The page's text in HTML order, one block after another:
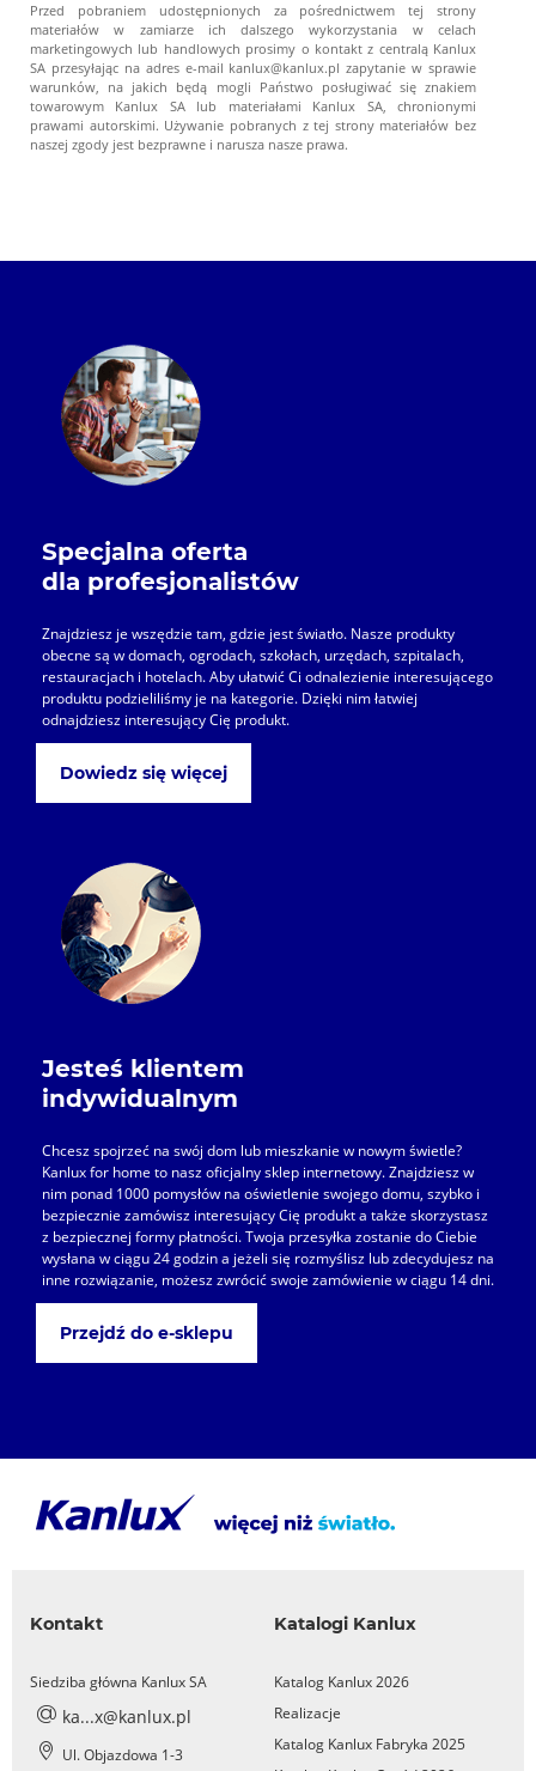
Przed pobraniem udostępnionych za pośrednictwem tej strony
materiałów w zamiarze ich dalszego wykorzystania w celach
marketingowych lub handlowych prosimy o kontakt z centralą Kanlux
SA przesyłając na adres e-mail kanlux@kanlux.pl zapytanie w sprawie
warunków, na jakich będą mogli Państwo posługiwać się znakiem
towarowym Kanlux SA lub materiałami Kanlux SA, chronionymi
prawami autorskimi. Używanie pobranych z tej strony materiałów bez
naszej zgody jest bezprawne i narusza nasze prawa.
Specjalna oferta
dla profesjonalistów
Znajdziesz je wszędzie tam, gdzie jest światło. Nasze produkty
obecne są w domach, ogrodach, szkołach, urzędach, szpitalach,
restauracjach i hotelach. Aby ułatwić Ci odnalezienie interesującego
produktu podzieliliśmy je na kategorie. Dzięki nim łatwiej
odnajdziesz interesujący Cię produkt.
Dowiedz się więcej
Jesteś klientem
indywidualnym
Chcesz spojrzeć na swój dom lub mieszkanie w nowym świetle?
Kanlux for home to nasz oficjalny sklep internetowy. Znajdziesz w
nim ponad 1000 pomysłów na oświetlenie swojego domu, szybko i
bezpiecznie zamówisz interesujący Cię produkt a także skorzystasz
z bezpiecznej formy płatności. Twoja przesyłka zostanie do Ciebie
wysłana w ciągu 24 godzin a jeżeli się rozmyślisz lub zdecydujesz na
inne rozwiązanie, możesz zwrócić swoje zamówienie w ciągu 14 dni.
Przejdź do e-sklepu
Kontakt
Siedziba główna Kanlux SA
ka...x@kanlux.pl
Ul. Objazdowa 1-3
Katalogi Kanlux
Katalog Kanlux 2026
Realizacje
Katalog Kanlux Fabryka 2025